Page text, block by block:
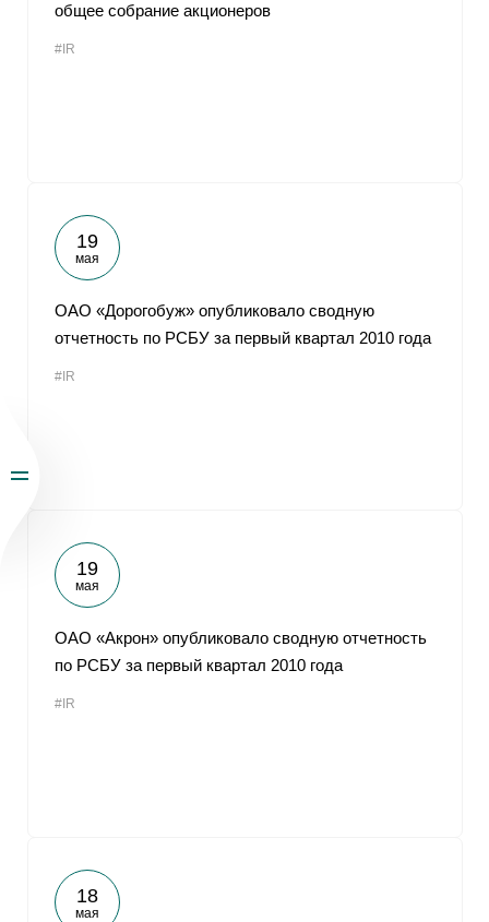
общее собрание акционеров
#IR
19
мая
ОАО «Дорогобуж» опубликовало сводную
отчетность по РСБУ за первый квартал 2010 года
#IR
19
мая
ОАО «Акрон» опубликовало сводную отчетность
по РСБУ за первый квартал 2010 года
#IR
18
мая